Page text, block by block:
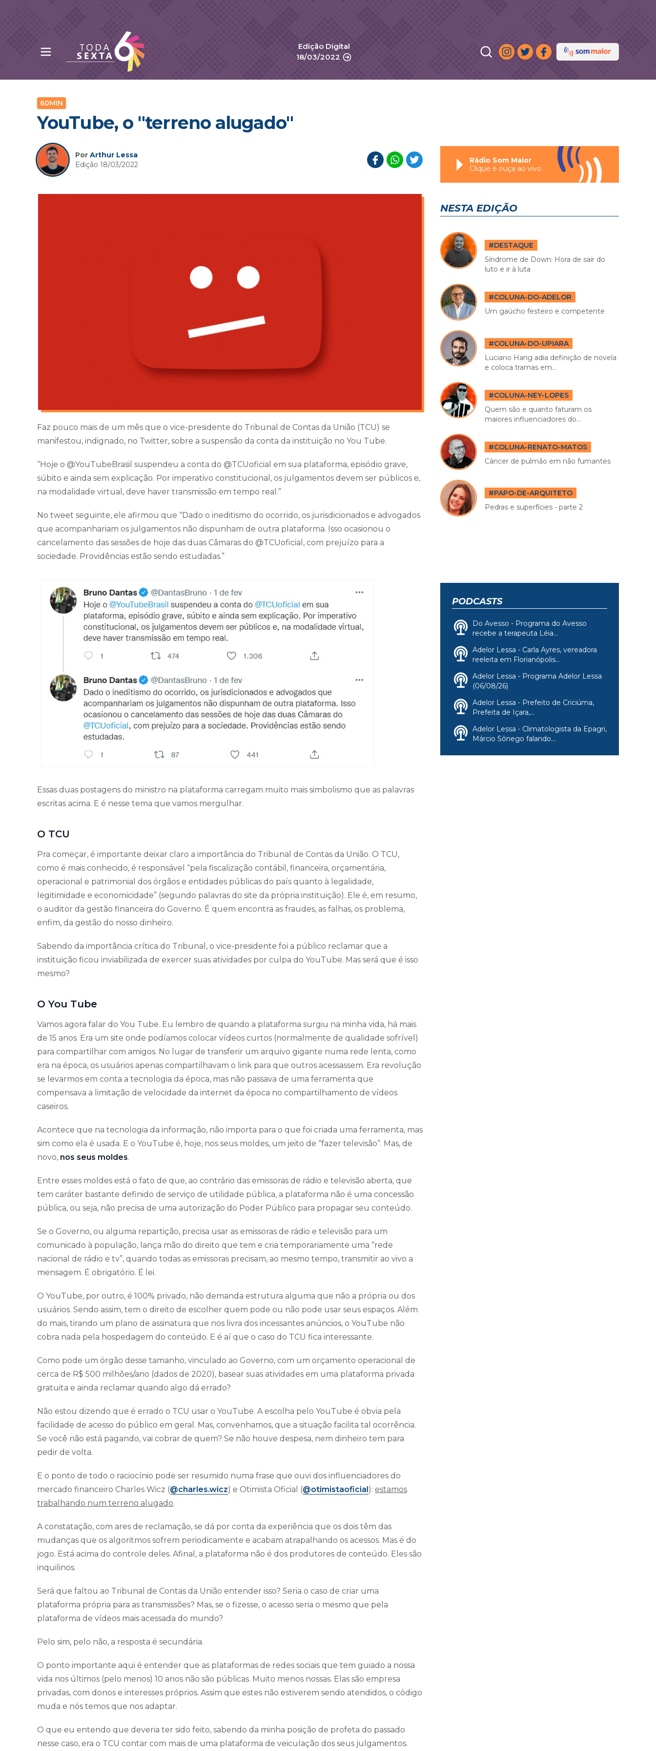
Edição Digital
18/03/2022
Abrir menu principal
60MIN
YouTube, o "terreno alugado"
Por Arthur Lessa
Edição 18/03/2022
Faz pouco mais de um mês que o vice-presidente do Tribunal de Contas da União (TCU) se
manifestou, indignado, no Twitter, sobre a suspensão da conta da instituição no You Tube.
“Hoje o @YouTubeBrasil suspendeu a conta do @TCUoficial em sua plataforma, episódio grave,
súbito e ainda sem explicação. Por imperativo constitucional, os julgamentos devem ser públicos e,
na modalidade virtual, deve haver transmissão em tempo real.”
No tweet seguinte, ele afirmou que “Dado o ineditismo do ocorrido, os jurisdicionados e advogados
que acompanhariam os julgamentos não dispunham de outra plataforma. Isso ocasionou o
cancelamento das sessões de hoje das duas Câmaras do @TCUoficial, com prejuízo para a
sociedade. Providências estão sendo estudadas.”
Essas duas postagens do ministro na plataforma carregam muito mais simbolismo que as palavras
escritas acima. E é nesse tema que vamos mergulhar.
O TCU
Pra começar, é importante deixar claro a importância do Tribunal de Contas da União. O TCU,
como é mais conhecido, é responsável “pela fiscalização contábil, financeira, orçamentária,
operacional e patrimonial dos órgãos e entidades públicas do país quanto à legalidade,
legitimidade e economicidade” (segundo palavras do site da própria instituição). Ele é, em resumo,
o auditor da gestão financeira do Governo. É quem encontra as fraudes, as falhas, os problema,
enfim, da gestão do nosso dinheiro.
Sabendo da importância crítica do Tribunal, o vice-presidente foi a público reclamar que a
instituição ficou inviabilizada de exercer suas atividades por culpa do YouTube. Mas será que é isso
mesmo?
O You Tube
Vamos agora falar do You Tube. Eu lembro de quando a plataforma surgiu na minha vida, há mais
de 15 anos. Era um site onde podíamos colocar vídeos curtos (normalmente de qualidade sofrível)
para compartilhar com amigos. No lugar de transferir um arquivo gigante numa rede lenta, como
era na época, os usuários apenas compartilhavam o link para que outros acessassem. Era revolução
se levarmos em conta a tecnologia da época, mas não passava de uma ferramenta que
compensava a limitação de velocidade da internet da época no compartilhamento de vídeos
caseiros.
Acontece que na tecnologia da informação, não importa para o que foi criada uma ferramenta, mas
sim como ela é usada. E o YouTube é, hoje, nos seus moldes, um jeito de “fazer televisão”. Mas, de
novo, nos seus moldes.
Entre esses moldes está o fato de que, ao contrário das emissoras de rádio e televisão aberta, que
tem caráter bastante definido de serviço de utilidade pública, a plataforma não é uma concessão
pública, ou seja, não precisa de uma autorização do Poder Público para propagar seu conteúdo.
Se o Governo, ou alguma repartição, precisa usar as emissoras de rádio e televisão para um
comunicado à população, lança mão do direito que tem e cria temporariamente uma “rede
nacional de rádio e tv”, quando todas as emissoras precisam, ao mesmo tempo, transmitir ao vivo a
mensagem. É obrigatório. É lei.
O YouTube, por outro, é 100% privado, não demanda estrutura alguma que não a própria ou dos
usuários. Sendo assim, tem o direito de escolher quem pode ou não pode usar seus espaços. Além
do mais, tirando um plano de assinatura que nos livra dos incessantes anúncios, o YouTube não
cobra nada pela hospedagem do conteúdo. E é aí que o caso do TCU fica interessante.
Como pode um órgão desse tamanho, vinculado ao Governo, com um orçamento operacional de
cerca de R$ 500 milhões/ano (dados de 2020), basear suas atividades em uma plataforma privada
gratuita e ainda reclamar quando algo dá errado?
Não estou dizendo que é errado o TCU usar o YouTube. A escolha pelo YouTube é obvia pela
facilidade de acesso do público em geral. Mas, convenhamos, que a situação facilita tal ocorrência.
Se você não está pagando, vai cobrar de quem? Se não houve despesa, nem dinheiro tem para
pedir de volta.
E o ponto de todo o raciocínio pode ser resumido numa frase que ouvi dos influenciadores do
mercado financeiro Charles Wicz (@charles.wicz) e Otimista Oficial (@otimistaoficial): estamos
trabalhando num terreno alugado.
A constatação, com ares de reclamação, se dá por conta da experiência que os dois têm das
mudanças que os algoritmos sofrem periodicamente e acabam atrapalhando os acessos. Mas é do
jogo. Está acima do controle deles. Afinal, a plataforma não é dos produtores de conteúdo. Eles são
inquilinos.
Será que faltou ao Tribunal de Contas da União entender isso? Seria o caso de criar uma
plataforma própria para as transmissões? Mas, se o fizesse, o acesso seria o mesmo que pela
plataforma de vídeos mais acessada do mundo?
Pelo sim, pelo não, a resposta é secundária.
O ponto importante aqui é entender que as plataformas de redes sociais que tem guiado a nossa
vida nos últimos (pelo menos) 10 anos não são públicas. Muito menos nossas. Elas são empresa
privadas, com donos e interesses próprios. Assim que estes não estiverem sendo atendidos, o código
muda e nós temos que nos adaptar.
O que eu entendo que deveria ter sido feito, sabendo da minha posição de profeta do passado
nesse caso, era o TCU contar com mais de uma plataforma de veiculação dos seus julgamentos.
Rádio Som Maior
Clique e ouça ao vivo
NESTA EDIÇÃO
#DESTAQUE
Síndrome de Down: Hora de sair do
luto e ir à luta
#COLUNA-DO-ADELOR
Um gaúcho festeiro e competente
#COLUNA-DO-UPIARA
Luciano Hang adia definição de novela
e coloca tramas em...
#COLUNA-NEY-LOPES
Quem são e quanto faturam os
maiores influenciadores do...
#COLUNA-RENATO-MATOS
Câncer de pulmão em não fumantes
#PAPO-DE-ARQUITETO
Pedras e superfícies - parte 2
PODCASTS
Do Avesso - Programa do Avesso
recebe a terapeuta Léia...
Adelor Lessa - Carla Ayres, vereadora
reeleita em Florianópolis...
Adelor Lessa - Programa Adelor Lessa
(06/08/26)
Adelor Lessa - Prefeito de Criciúma,
Prefeita de Içara,...
Adelor Lessa - Climatologista da Epagri,
Márcio Sônego falando...